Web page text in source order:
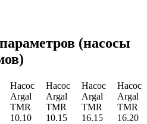
(насосы
Насос
Argal
TMR
10.10
Насос
Argal
TMR
10.15
Насос
Argal
TMR
16.15
Насос
Argal
TMR
16.20